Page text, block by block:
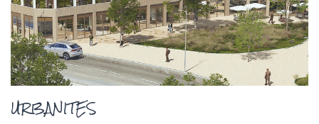
URBANITES